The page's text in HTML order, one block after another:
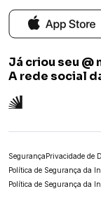
Já criou seu @
A rede social
SegurançaPrivacidade de
Política de Segurança da
Política de Segurança da